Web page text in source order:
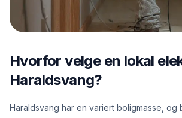
Hvorfor velge en lokal
Haraldsvang?
Haraldsvang har en variert boligmasse, og